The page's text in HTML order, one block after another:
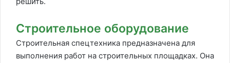
Строительное оборудование
Строительная спецтехника предназначена для
выполнения работ на строительных площадках. Она